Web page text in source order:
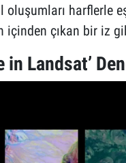
harflerle
içinden çıkan bir iz
in Landsat’